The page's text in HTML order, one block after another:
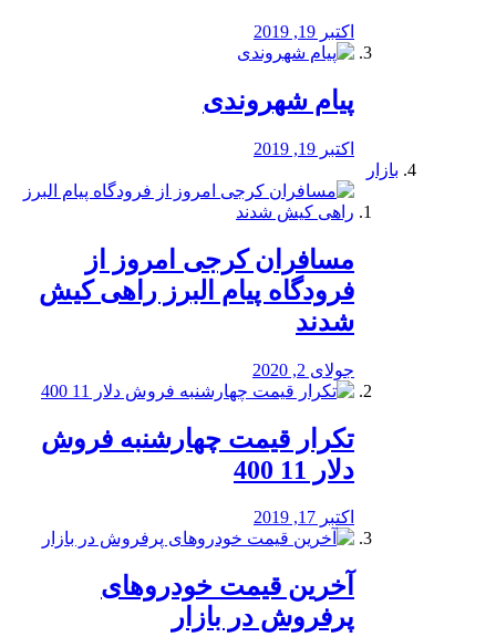
اکتبر 19, 2019
پیام شهروندی
اکتبر 19, 2019
بازار
مسافران کرجی امروز از
فرودگاه پیام البرز راهی کیش
شدند
جولای 2, 2020
تکرار قیمت چهارشنبه فروش
دلار 11 400
اکتبر 17, 2019
آخرین قیمت خودرو‌های
پرفروش در بازار